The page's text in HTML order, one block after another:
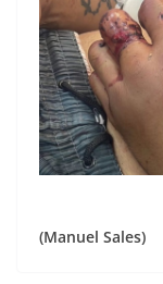
(Manuel Sales)